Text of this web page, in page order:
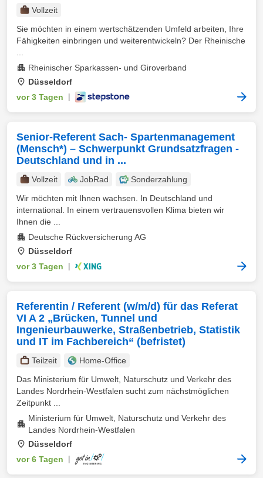
Vollzeit
Sie möchten in einem wertschätzenden Umfeld arbeiten, Ihre
Fähigkeiten einbringen und weiterentwickeln? Der Rheinische
Rheinischer Sparkassen- und Giroverband
Düsseldorf
vor 3 Tagen
Senior-Referent Sach- Spartenmanagement
(Mensch*) – Schwerpunkt Grundsatzfragen -
Deutschland und in ...
Vollzeit JobRad
Sonderzahlung
Wir möchten mit Ihnen wachsen. In Deutschland und
international. In einem vertrauensvollen Klima bieten wir
Ihnen die ...
Deutsche Rückversicherung AG
Düsseldorf
vor 3 Tagen
Referentin / Referent (w/m/d) für das Referat
VI A 2 „Brücken, Tunnel und
Ingenieurbauwerke, Straßenbetrieb, Statistik
und IT im Fachbereich“ (befristet)
Teilzeit
Home-Office
Das Ministerium für Umwelt, Naturschutz und Verkehr des
Landes Nordrhein-Westfalen sucht zum nächstmöglichen
Zeitpunkt ...
Ministerium für Umwelt, Naturschutz und Verkehr des
Landes Nordrhein-Westfalen
Düsseldorf
vor 6 Tagen